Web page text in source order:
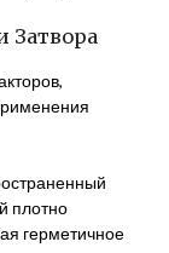
Затвора
плотно
герметичное